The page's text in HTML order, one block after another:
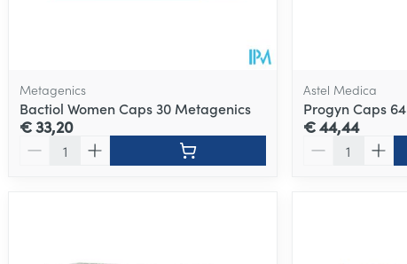
Metagenics
Bactiol Women Caps 30 Metagenics
€ 33,20
Astel Medica
Progyn Caps 64
€ 44,44